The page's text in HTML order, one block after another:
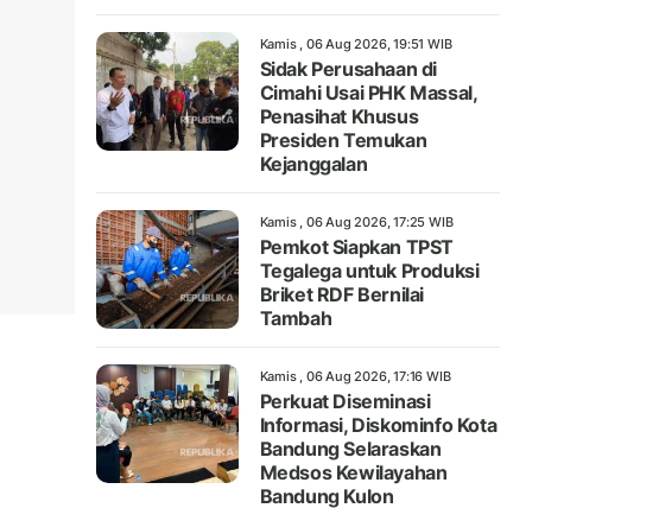
Kamis , 06 Aug 2026, 19:51 WIB
Sidak Perusahaan di
Cimahi Usai PHK Massal,
Penasihat Khusus
Presiden Temukan
Kejanggalan
Kamis , 06 Aug 2026, 17:25 WIB
Pemkot Siapkan TPST
Tegalega untuk Produksi
Briket RDF Bernilai
Tambah
Kamis , 06 Aug 2026, 17:16 WIB
Perkuat Diseminasi
Informasi, Diskominfo Kota
Bandung Selaraskan
Medsos Kewilayahan
Bandung Kulon